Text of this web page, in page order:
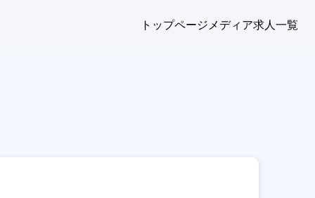
トップページ メディア求人一覧